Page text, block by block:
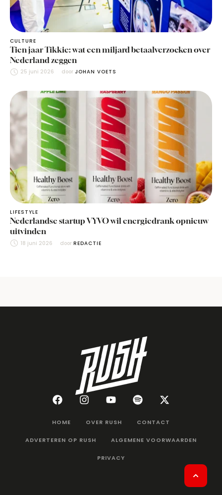
CULTURE
Tien jaar Tikkie: wat een miljard betaalverzoeken over
Nederland zeggen
25 juni 2026 door JOHAN VOETS
LIFESTYLE
Nederlandse startup VYVO wil energiedrank opnieuw
uitvinden
18 juni 2026 door REDACTIE
HOME OVER RUSH CONTACT
ADVERTEREN OP RUSH ALGEMENE VOORWAARDEN
PRIVACY